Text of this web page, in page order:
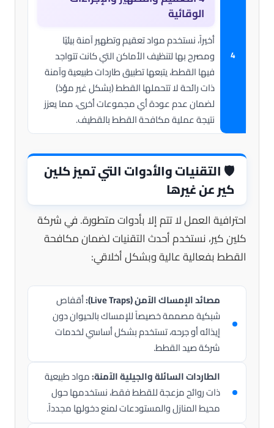
الوقائية
أخيراً، نستخدم مواد تعقيم وتطهير آمنة بيئيًا
ومصرح بها لتنظيف الأماكن التي كانت تتواجد
فيها القطط، يتبعها تطبيق طاردات طبيعية وآمنة
ذات رائحة لا تتحملها القطط (بشكل غير مؤذ)
لضمان عدم عودة أي مجموعات أخرى، مما يعزز
نتيجة عملية مكافحة القطط بالقطيف.
🛡️التقنيات والأدوات التي تميز كلين
كير عن غيرها
احترافية العمل لا تتم إلا بأدوات متطورة. في شركة
كلين كير، نستخدم أحدث التقنيات لضمان مكافحة
القطط بفعالية عالية وبشكل أخلاقي:
مصائد الإمساك الآمن (Live Traps):
أقفاص
شبكية مصممة خصيصاً للإمساك بالحيوان دون
إيذائه أو جرحه، تستخدم بشكل أساسي لخدمات
شركة صيد القطط.
الطاردات السائلة والجيلية الآمنة:مواد طبيعية
ذات روائح مزعجة للقطط فقط، نستخدمها حول
محيط المنازل والمستودعات لمنع دخولها مجدداً.